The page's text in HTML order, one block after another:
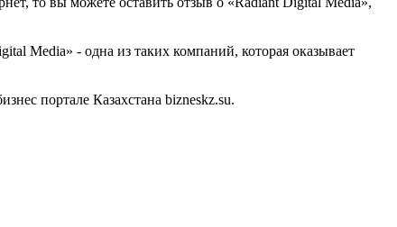
Media» - одна из таких компаний, которая оказывает
портале Казахстана bizneskz.su.